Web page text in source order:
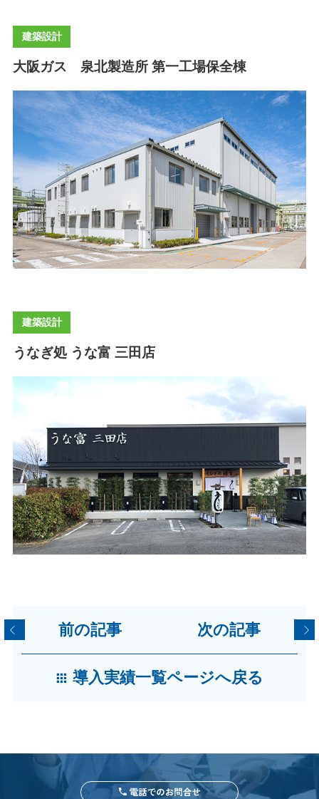
建築設計
大阪ガス 泉北製造所 第一工場保全棟
建築設計
うなぎ処 うな富 三田店
前の記事
導入実績一覧ページへ戻る
次の記事